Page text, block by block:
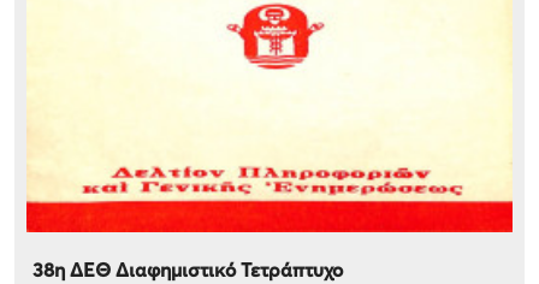
38η ΔΕΘ Διαφημιστικό Τετράπτυχο